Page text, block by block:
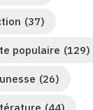
(37)
populaire (129)
(26)